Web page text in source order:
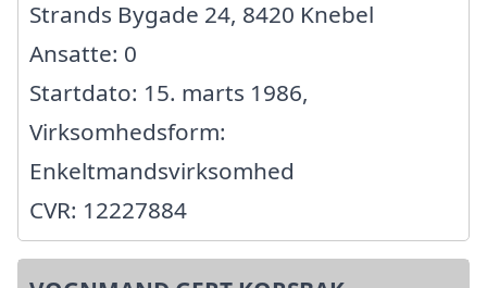
Strands Bygade 24, 8420 Knebel
Ansatte: 0
Startdato: 15. marts 1986,
Virksomhedsform:
Enkeltmandsvirksomhed
CVR: 12227884